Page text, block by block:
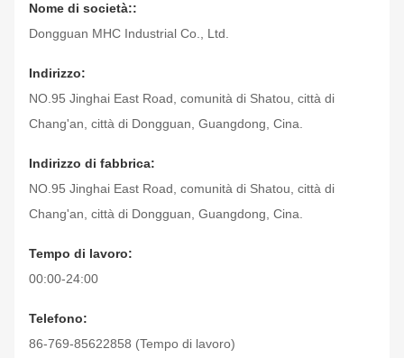
Nome di società::
Dongguan MHC Industrial Co., Ltd.
Indirizzo:
NO.95 Jinghai East Road, comunità di Shatou, città di
Chang'an, città di Dongguan, Guangdong, Cina.
Indirizzo di fabbrica:
NO.95 Jinghai East Road, comunità di Shatou, città di
Chang'an, città di Dongguan, Guangdong, Cina.
Tempo di lavoro:
00:00-24:00
Telefono:
86-769-85622858 (Tempo di lavoro)